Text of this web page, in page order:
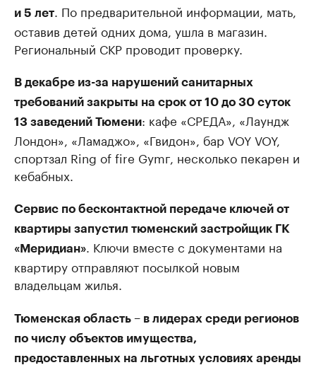
и 5 лет
. По предварительной информации, мать,
оставив детей одних дома, ушла в магазин.
Региональный СКР проводит проверку.
В декабре из-за нарушений санитарных
требований закрыты на срок от 10 до 30 суток
13 заведений Тюмени: кафе «СРЕДА», «Лаундж
Лондон», «Ламаджо», «Гвидон», бар VOY VOY,
спортзал Ring of fire Gymг, несколько пекарен и
кебабных.
Сервис по бесконтактной передаче ключей от
квартиры запустил тюменский застройщик ГК
«Меридиан»
. Ключи вместе с документами на
квартиру отправляют посылкой новым
владельцам жилья.
Тюменская область – в лидерах среди регионов
по числу объектов имущества,
предоставленных на льготных условиях аренды